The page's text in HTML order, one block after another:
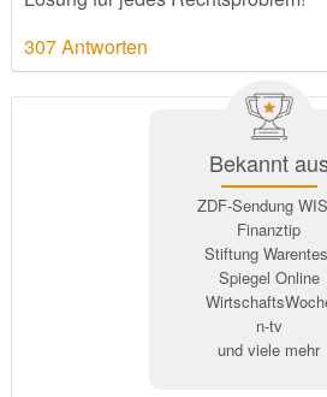
307 Antworten
Bekannt
ZDF-Sendung
Finanztip
Stiftung
Spiegel Online
n-tv
und viele mehr